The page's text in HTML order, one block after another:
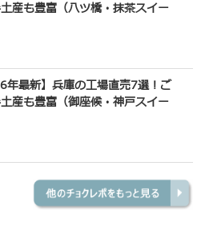
産も豊富（八ツ橋・抹茶スイー
年最新】兵庫の工場直売7選！ご
産も豊富（御座候・神戸スイー